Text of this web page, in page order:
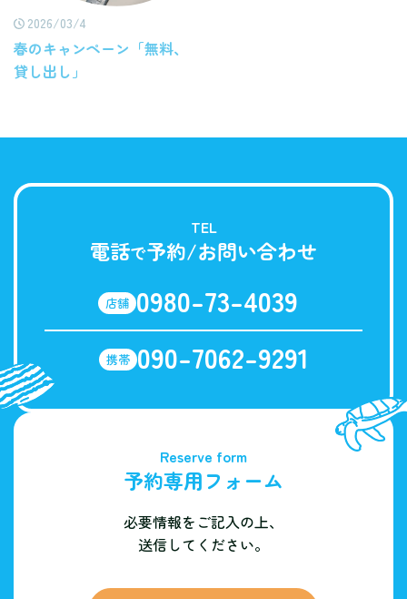
2026/03/4
春のキャンペーン「無料、
貸し出し」
TEL
電話で予約/お問い合わせ
店舗 0980-73-4039
携帯 090-7062-9291
Reserve form
予約専用フォーム
必要情報をご記入の上、
送信してください。